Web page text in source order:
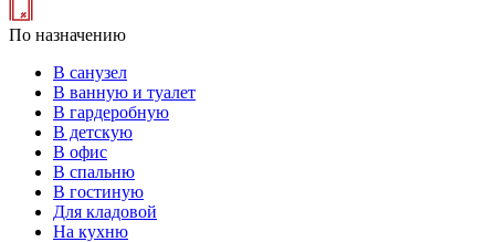
По назначению
В санузел
В ванную и туалет
В гардеробную
В детскую
В офис
В спальню
В гостиную
Для кладовой
На кухню